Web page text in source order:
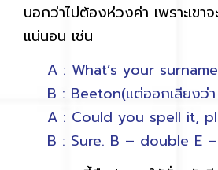
บอกว่าไม่ต้องห่วงค่า เพราะเขา
แน่นอน เช่น
A : What’s your
B : Beeton(แต่ออกเสียงว่
A : Could you spell it,
B : Sure. B – double E